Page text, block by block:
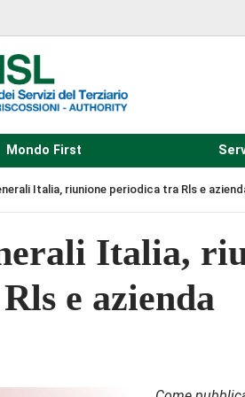
Mondo First
Italia, riunione periodica tra Rls e
Italia,
e azienda